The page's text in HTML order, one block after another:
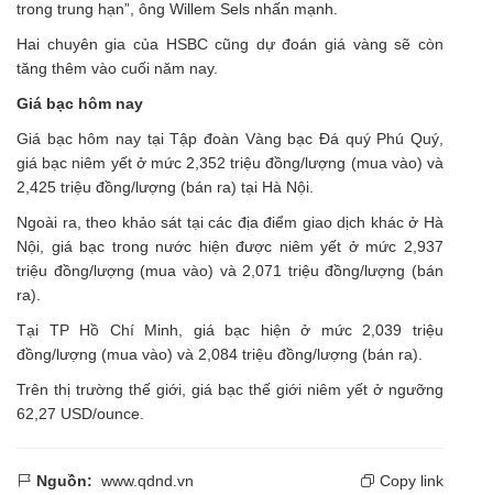
trong trung hạn”, ông Willem Sels nhấn mạnh.
Hai chuyên gia của HSBC cũng dự đoán giá vàng sẽ còn
tăng thêm vào cuối năm nay.
Giá bạc hôm nay
Giá bạc hôm nay tại Tập đoàn Vàng bạc Đá quý Phú Quý,
giá bạc niêm yết ở mức 2,352 triệu đồng/lượng (mua vào) và
2,425 triệu đồng/lượng (bán ra) tại Hà Nội.
Ngoài ra, theo khảo sát tại các địa điểm giao dịch khác ở Hà
Nội, giá bạc trong nước hiện được niêm yết ở mức 2,937
triệu đồng/lượng (mua vào) và 2,071 triệu đồng/lượng (bán
ra).
Tại TP Hồ Chí Minh, giá bạc hiện ở mức 2,039 triệu
đồng/lượng (mua vào) và 2,084 triệu đồng/lượng (bán ra).
Trên thị trường thế giới, giá bạc thế giới niêm yết ở ngưỡng
62,27 USD/ounce.
Nguồn: www.qdnd.vn
Copy link